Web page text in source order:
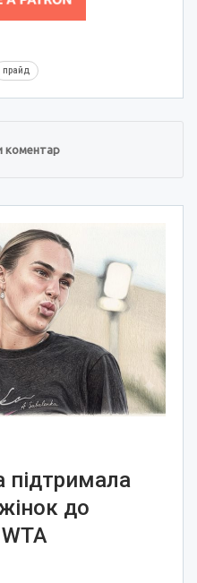
прайд
коментар
підтримала
до